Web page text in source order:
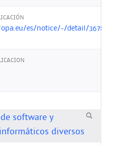
es/notice/-/detail/367806-
software y
diversos